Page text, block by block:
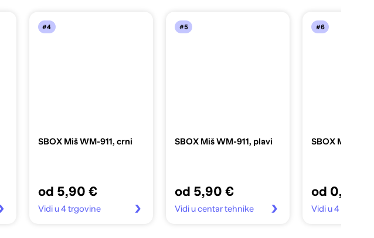
#4
SBOX Miš WM-911, crni
od 5,90 €
Vidi u 4 trgovine
#5
SBOX Miš WM-911, plavi
od 5,90 €
Vidi u centar tehnike
#6
SBOX Miš
od 0,90 €
Vidi u 4 trgovine